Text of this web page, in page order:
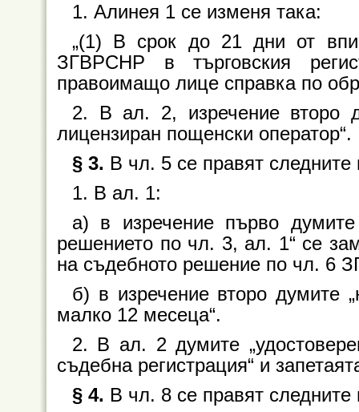
1. Алинея 1 се изменя така:
„(1) В срок до 21 дни от
ЗГВРСНР в търговския
правоимащо лице справка по
2. В ал. 2, изречение второ
лицензиран пощенски оператор“.
§ 3. В чл. 5 се правят следните
1. В ал. 1:
а) в изречение първо
решението по чл. 3, ал. 1“ се
на съдебното решение по чл. 6
б) в изречение второ думите
малко 12 месеца“.
2. В ал. 2 думите
съдебна регистрация“ и
§ 4. В чл. 8 се правят следните